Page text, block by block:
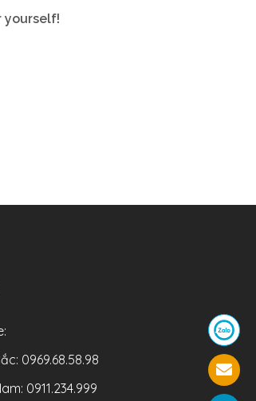
yourself!
0969.68.58.98
0911.234.999